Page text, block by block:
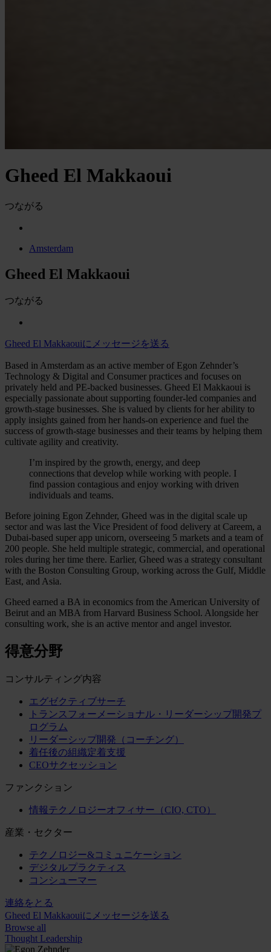
Gheed El Makkaoui
つながる
Amsterdam
Gheed El Makkaoui
つながる
Gheed El Makkaouiにメッセージを送る
Based in Amsterdam as an active member of Egon Zehnder’s
Technology & Digital and Consumer practices and focuses on
privately held and PE-backed businesses. Gheed El Makkaoui is
especially passionate about supporting founder-led companies and
growth-stage businesses. She is valued by clients for her ability to
apply insights gained from her hands-on experience and fuel the
success of growth-stage businesses and their teams by helping them
cultivate agility and creativity.
I’m inspired by the growth, energy, and deep
connections that develop while working with people. I
find passion contagious and enjoy working with driven
individuals and teams.
Before joining Egon Zehnder, Gheed was in the digital scale up
sector and was last the Vice President of food delivery at Careem, a
Dubai-based super app unicorn, overseeing 5 markets and a team of
200 people. She held multiple strategic, commercial, and operational
roles during her time there. Earlier, Gheed was a strategy consultant
with the Boston Consulting Group, working across the Gulf, Middle
East, and Asia.
Gheed earned a BA in economics from the American University of
Beirut and an MBA from Harvard Business School. Alongside her
consulting work, she is an active mentor and angel investor.
得意分野
コンサルティング内容
エグゼクティブサーチ
トランスフォーメーショナル・リーダーシップ開発プ
ログラム
リーダーシップ開発（コーチング）
着任後の組織定着支援
CEOサクセッション
ファンクション
情報テクノロジーオフィサー（CIO, CTO）
産業・セクター
テクノロジー&コミュニケーション
デジタルプラクティス
コンシューマー
連絡をとる
Gheed El Makkaouiにメッセージを送る
Browse all
Thought Leadership